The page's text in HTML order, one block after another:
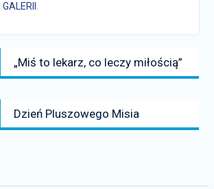
GALERII
Poprzedni
news:
„Miś to lekarz, co leczy miłością”
Następny
news:
Dzień Pluszowego Misia